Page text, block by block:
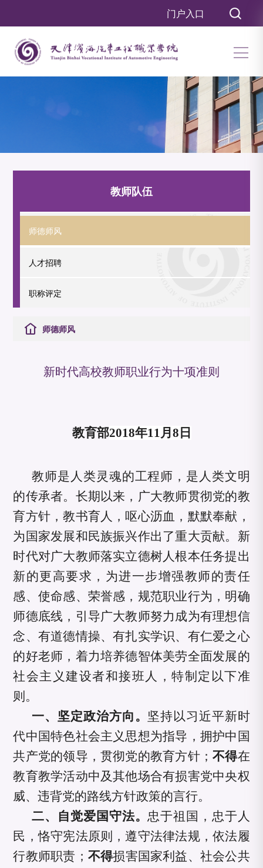
门户入口
教师队伍
师德师风
人才招聘
职称评定
师德师风
新时代高校教师职业行为十项准则
教育部2018年11月8日
教师是人类灵魂的工程师，是人类文明
的传承者。长期以来，广大教师贯彻党的教
育方针，教书育人，呕心沥血，默默奉献，
为国家发展和民族振兴作出了重大贡献。新
时代对广大教师落实立德树人根本任务提出
新的更高要求，为进一步增强教师的责任
感、使命感、荣誉感，规范职业行为，明确
师德底线，引导广大教师努力成为有理想信
念、有道德情操、有扎实学识、有仁爱之心
的好老师，着力培养德智体美劳全面发展的
社会主义建设者和接班人，特制定以下准
则。
一、坚定政治方向。 坚持以习近平新时
代中国特色社会主义思想为指导，拥护中国
共产党的领导，贯彻党的教育方针； 不得在
教育教学活动中及其他场合有损害党中央权
威、违背党的路线方针政策的言行。
二、自觉爱国守法。 忠于祖国，忠于人
民，恪守宪法原则，遵守法律法规，依法履
行教师职责； 不得损害国家利益、社会公共